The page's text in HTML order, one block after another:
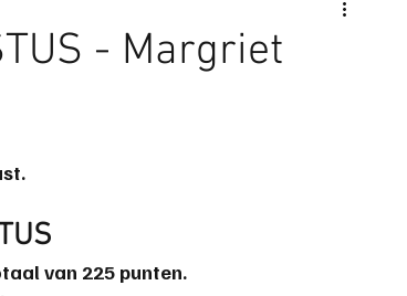
speeltip bestuursmededeling
- Margriet
van 225 punten.